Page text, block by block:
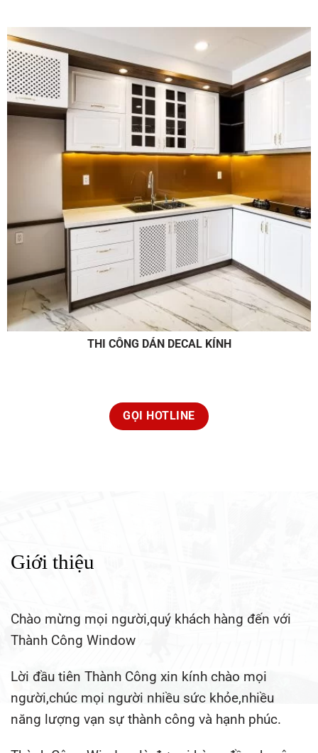
Sửa chữa nhà
GỌI NGAY
THI CÔNG DÁN DECAL KÍNH
GỌI HOTLINE
người,chúc mọi người nhiều sức khỏe,nhiều
năng lượng vạn sự thành công và hạnh phúc.
Thành Công Window là đơn vị hàng đầu chuyên
lĩnh vực thi công nhôm kính tại TP HCM và lân
lượng,bảo hành lâu dài tận tình.
Với trên 10 năm kinh nghiệm cùng đội ngũ thợ